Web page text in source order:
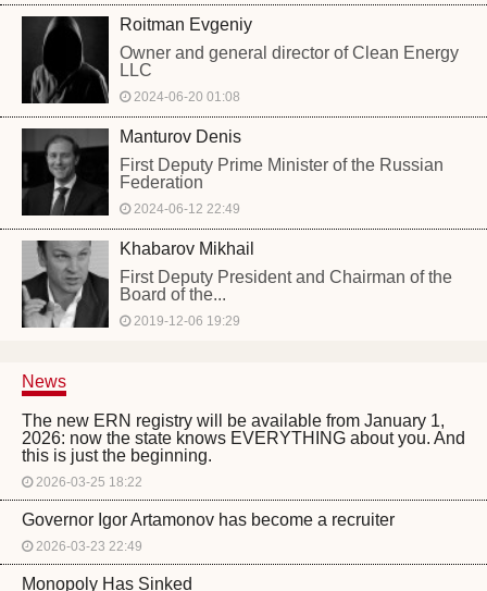
Roitman Evgeniy
Owner and general director of Clean Energy
LLC
2024-06-20 01:08
Manturov Denis
First Deputy Prime Minister of the Russian
Federation
2024-06-12 22:49
Khabarov Mikhail
First Deputy President and Chairman of the
Board of the...
2019-12-06 19:29
News
The new ERN registry will be available from January 1,
2026: now the state knows EVERYTHING about you. And
this is just the beginning.
2026-03-25 18:22
Governor Igor Artamonov has become a recruiter
2026-03-23 22:49
Monopoly Has Sinked